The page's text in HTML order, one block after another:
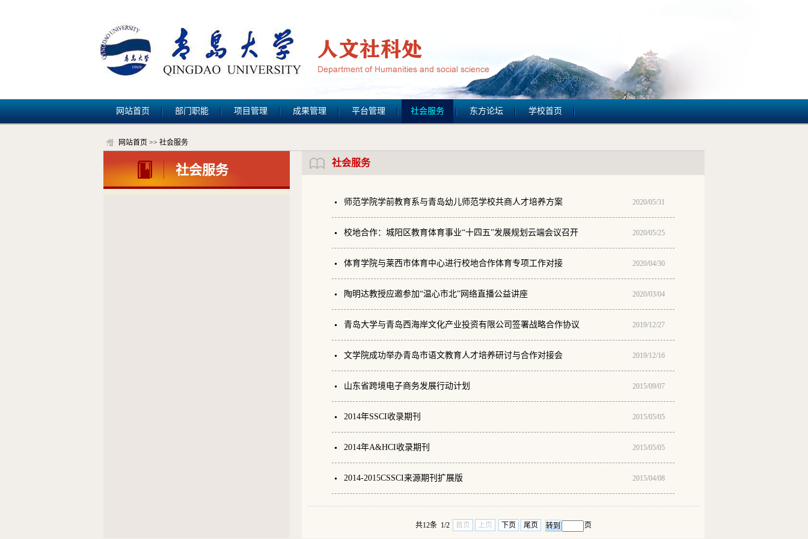
网站首页 部门职能 项目管理 成果管理 平台管理 社会服务 东方论坛 学校首页
网站首页 >> 社会服务
社会服务 社会服务
师范学院学前教育系与青岛幼儿师范学校共商人才培养方案 2020/05/31
校地合作：城阳区教育体育事业“十四五”发展规划云端会议召开 2020/05/25
体育学院与莱西市体育中心进行校地合作体育专项工作对接 2020/04/30
陶明达教授应邀参加“温心市北”网络直播公益讲座 2020/03/04
青岛大学与青岛西海岸文化产业投资有限公司签署战略合作协议 2019/12/27
文学院成功举办青岛市语文教育人才培养研讨与合作对接会 2019/12/16
山东省跨境电子商务发展行动计划 2015/09/07
2014年SSCI收录期刊 2015/05/05
2014年A&HCI收录期刊 2015/05/05
2014-2015CSSCI来源期刊扩展版 2015/04/08
共12条 1/2 首页 上页 下页 尾页 页